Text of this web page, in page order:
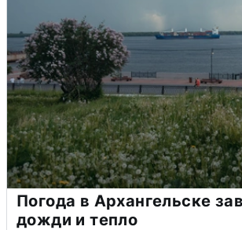
Погода в Архангельске
дожди и тепло